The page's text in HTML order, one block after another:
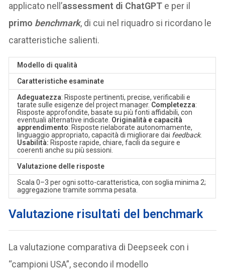
applicato nell’assessment di ChatGPT e per il
primo benchmark, di cui nel riquadro si ricordano le
caratteristiche salienti.
Modello di qualità
Caratteristiche esaminate
Adeguatezza: Risposte pertinenti, precise, verificabili e
tarate sulle esigenze del project manager. Completezza:
Risposte approfondite, basate su più fonti affidabili, con
eventuali alternative indicate. Originalità e capacità
apprendimento: Risposte rielaborate autonomamente,
linguaggio appropriato, capacità di migliorare dai feedback.
Usabilità: Risposte rapide, chiare, facili da seguire e
coerenti anche su più sessioni.
Valutazione delle risposte
Scala 0–3 per ogni sotto-caratteristica, con soglia minima 2;
aggregazione tramite somma pesata.
Valutazione risultati del benchmark
La valutazione comparativa di Deepseek con i
“campioni USA”, secondo il modello